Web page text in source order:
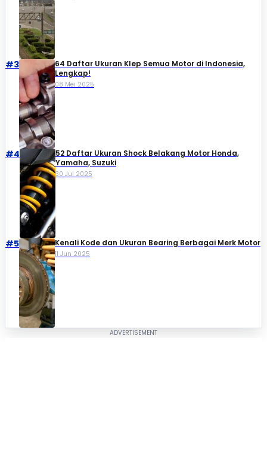
#3
64 Daftar Ukuran Klep Semua Motor di Indonesia,
Lengkap!
08 Mei 2025
#4
52 Daftar Ukuran Shock Belakang Motor Honda,
Yamaha, Suzuki​
30 Jul 2025
#5 Kenali Kode dan Ukuran Bearing Berbagai Merk Motor
11 Jun 2025